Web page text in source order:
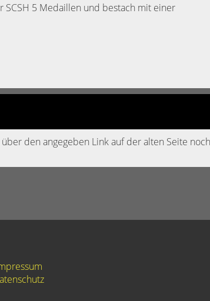
5 Medaillen und bestach mit einer
den angegeben Link auf der alten Seite